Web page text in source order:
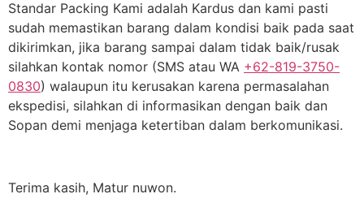
Standar Packing Kami adalah Kardus dan kami pasti
sudah memastikan barang dalam kondisi baik pada saat
dikirimkan, jika barang sampai dalam tidak baik/rusak
silahkan kontak nomor (SMS atau WA +62-819-3750-
0830) walaupun itu kerusakan karena permasalahan
ekspedisi, silahkan di informasikan dengan baik dan
Sopan demi menjaga ketertiban dalam berkomunikasi.
Terima kasih, Matur nuwon.